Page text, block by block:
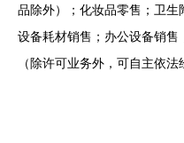
品除外）；化妆品零售；卫
设备耗材销售；办公设备销
（除许可业务外，可自主依